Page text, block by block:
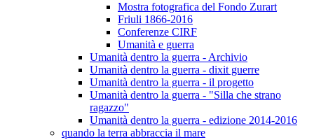
Mostra fotografica del Fondo Zurart
Friuli 1866-2016
Conferenze CIRF
Umanità e guerra
Umanità dentro la guerra - Archivio
Umanità dentro la guerra - dixit guerre
Umanità dentro la guerra - il progetto
Umanità dentro la guerra - "Silla che strano
ragazzo"
Umanità dentro la guerra - edizione 2014-2016
quando la terra abbraccia il mare